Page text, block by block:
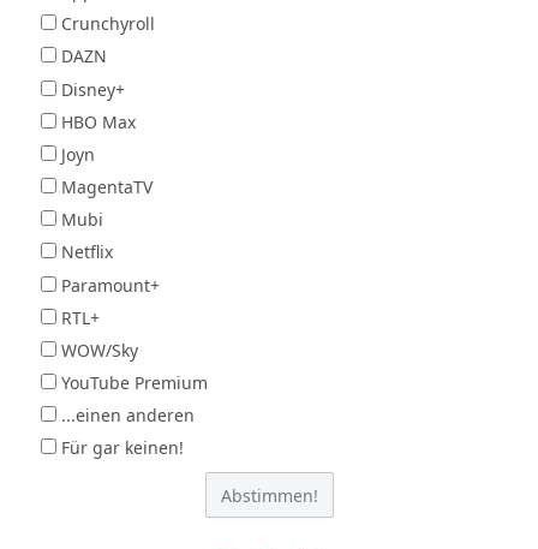
Crunchyroll
DAZN
Disney+
HBO Max
Joyn
MagentaTV
Mubi
Netflix
Paramount+
RTL+
WOW/Sky
YouTube Premium
...einen anderen
Für gar keinen!